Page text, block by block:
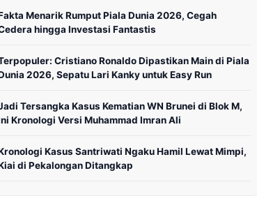
Menarik Rumput Piala Dunia 2026, Cegah
hingga Investasi Fantastis
Cristiano Ronaldo Dipastikan Main di Piala
2026, Sepatu Lari Kanky untuk Easy Run
Tersangka Kasus Kematian WN Brunei di Blok M,
Kronologi Versi Muhammad Imran Ali
Kasus Santriwati Ngaku Hamil Lewat Mimpi,
di Pekalongan Ditangkap